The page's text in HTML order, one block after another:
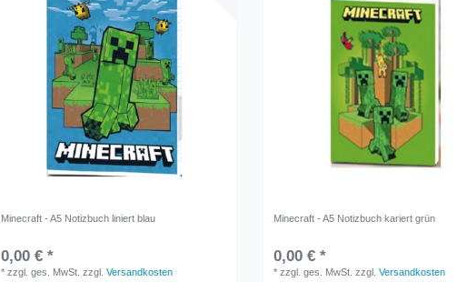
Minecraft - A5 Notizbuch liniert blau
0,00 € *
*zzgl. ges. MwSt. zzgl.Versandkosten
Minecraft - A5 Notizbuch kariert grün
0,00 € *
*zzgl. ges. MwSt. zzgl.Versandkosten